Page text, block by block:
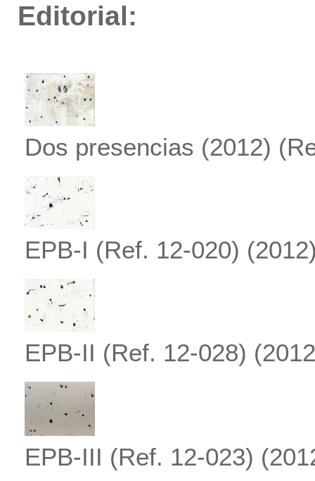
Editorial:
Dos presencias (2012)
EPB-I (Ref. 12-020)
EPB-II (Ref. 12-028)
EPB-III (Ref. 12-023)